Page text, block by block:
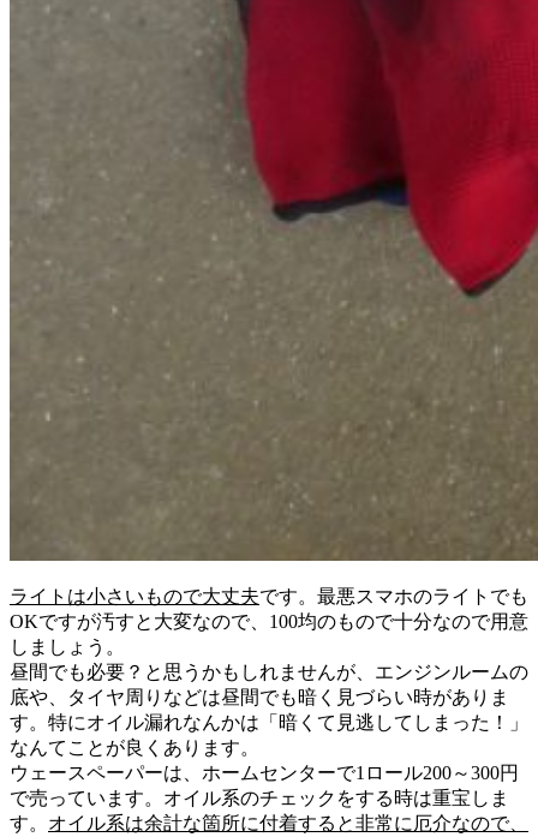
ライトは小さいもので大丈夫です。最悪スマホのライトでも
OKですが汚すと大変なので、100均のもので十分なので用意
しましょう。
昼間でも必要？と思うかもしれませんが、エンジンルームの
底や、タイヤ周りなどは昼間でも暗く見づらい時がありま
す。特にオイル漏れなんかは「暗くて見逃してしまった！」
なんてことが良くあります。
ウェースペーパーは、ホームセンターで1ロール200～300円
で売っています。オイル系のチェックをする時は重宝しま
す。 オイル系は余計な箇所に付着すると非常に厄介なので、